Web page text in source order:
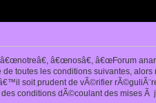
â€œnosâ€, â€œForum
toutes les conditions suivantes,
soit prudent de vÃ©rifier
conditions dÃ©coulant des mises Ã